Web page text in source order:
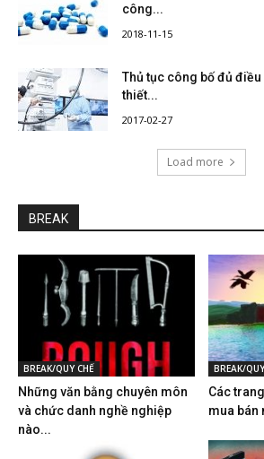
công...
2018-11-15
Thủ tục công bố đủ
thiết...
2017-02-27
Load more
BREAK
BREAK/QUY CHẾ
Những văn bằng chuyên môn
và chức danh nghề nghiệp
nào...
BREAK/
Các
mua bán